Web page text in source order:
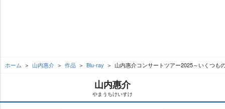
ホーム 山内惠介 作品 Blu-ray 山内惠介コンサートツアー2025～いくつも
山内惠介
まうちけいすけ